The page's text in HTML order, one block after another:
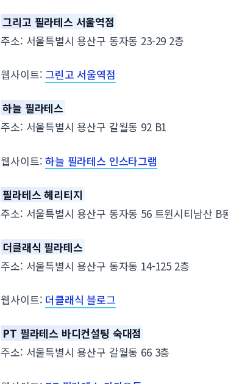
그리고 필라테스 서울역점
주소: 서울특별시 용산구 동자동 23-29 2층
웹사이트: 그린고 서울역점
하늘 필라테스
주소: 서울특별시 용산구 갈월동 92 B1
웹사이트:하늘 필라테스 인스타그램
필라테스 헤리티지
주소: 서울특별시 용산구 동자동 56 트윈시티남산 B
더클래식 필라테스
주소: 서울특별시 용산구 동자동 14-125 2층
웹사이트: 더클래식 블로그
PT 필라테스 바디컨설팅 숙대점
주소: 서울특별시 용산구 갈월동 66 3층